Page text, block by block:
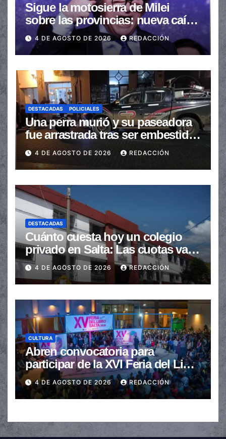
Sigue la motosierra de Milei
sobre las provincias: nueva caída
de las transferencias no
automáticas
4 DE AGOSTO DE 2026 REDACCIÓN
DESTACADAS POLICIALES
Una perra murió y su paseadora
fue arrastrada tras ser embestidas
en la senda peatonal
4 DE AGOSTO DE 2026 REDACCIÓN
DESTACADAS
Cuánto cuesta hoy un colegio
privado en Salta: Las cuotas van
de $110.000 a más de $600.000
4 DE AGOSTO DE 2026 REDACCIÓN
CULTURA
Abren convocatoria para
participar de la XVI Feria del Libro
de Salta
4 DE AGOSTO DE 2026 REDACCIÓN